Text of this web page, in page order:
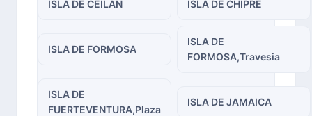
ISLA DE CEILAN ISLA DE CHIPRE
ISLA DE FORMOSA
ISLA DE
FORMOSA,Travesia
ISLA DE
FUERTEVENTURA,Plaza
ISLA DE JAMAICA